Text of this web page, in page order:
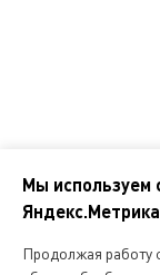
Мы используем
Продолжая работу